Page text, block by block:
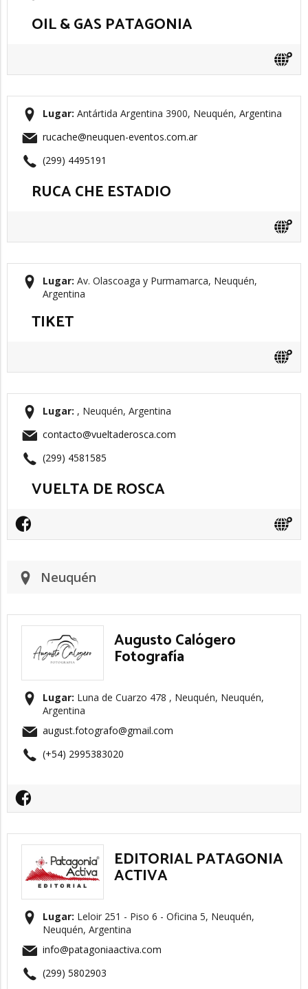
OIL & GAS PATAGONIA
RUCA CHE ESTADIO
Lugar: Antártida Argentina 3900, Neuquén, Argentina
rucache@neuquen-eventos.com.ar
(299) 4495191
TIKET
Lugar: Av. Olascoaga y Purmamarca, Neuquén,
Argentina
VUELTA DE ROSCA
Lugar: , Neuquén, Argentina
contacto@vueltaderosca.com
(299) 4581585
Neuquén
Augusto Calógero
Fotografía
Lugar: Luna de Cuarzo 478 , Neuquén, Neuquén,
Argentina
august.fotografo@gmail.com
(+54) 2995383020
EDITORIAL PATAGONIA
ACTIVA
Lugar: Leloir 251 - Piso 6 - Oficina 5, Neuquén,
Neuquén, Argentina
info@patagoniaactiva.com
(299) 5802903